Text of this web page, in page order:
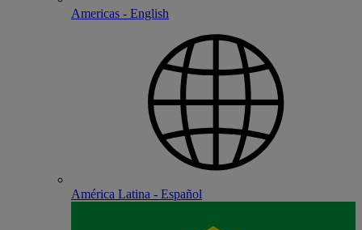
Americas - English
América Latina - Español